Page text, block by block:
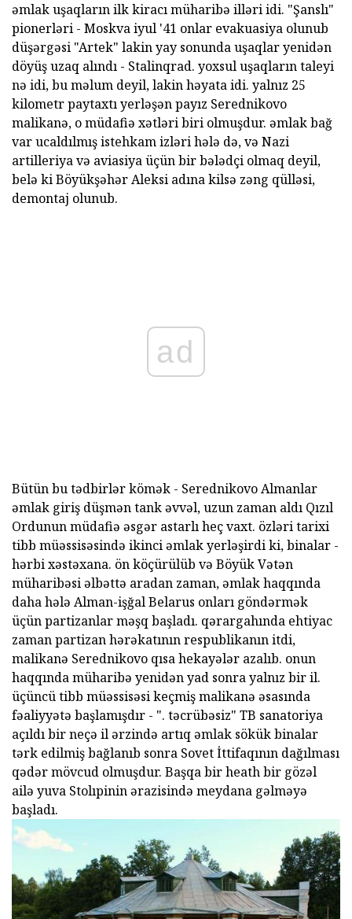
əmlak uşaqların ilk kiracı müharibə illəri idi. "Şanslı"
pionerləri - Moskva iyul '41 onlar evakuasiya olunub
düşərgəsi "Artek" lakin yay sonunda uşaqlar yenidən
döyüş uzaq alındı - Stalinqrad. yoxsul uşaqların taleyi
nə idi, bu məlum deyil, lakin həyata idi. yalnız 25
kilometr paytaxtı yerləşən payız Serednikovo
malikanə, o müdafiə xətləri biri olmuşdur. əmlak bağ
var ucaldılmış istehkam izləri hələ də, və Nazi
artilleriya və aviasiya üçün bir bələdçi olmaq deyil,
belə ki Böyükşəhər Aleksi adına kilsə zəng qülləsi,
demontaj olunub.
ad
Bütün bu tədbirlər kömək - Serednikovo Almanlar
əmlak giriş düşmən tank əvvəl, uzun zaman aldı Qızıl
Ordunun müdafiə əsgər astarlı heç vaxt. özləri tarixi
tibb müəssisəsində ikinci əmlak yerləşirdi ki, binalar -
hərbi xəstəxana. ön köçürülüb və Böyük Vətən
müharibəsi əlbəttə aradan zaman, əmlak haqqında
daha hələ Alman-işğal Belarus onları göndərmək
üçün partizanlar məşq başladı. qərargahında ehtiyac
zaman partizan hərəkatının respublikanın itdi,
malikanə Serednikovo qısa hekayələr azalıb. onun
haqqında müharibə yenidən yad sonra yalnız bir il.
üçüncü tibb müəssisəsi keçmiş malikanə əsasında
fəaliyyətə başlamışdır - ". təcrübəsiz" TB sanatoriya
açıldı bir neçə il ərzində artıq əmlak sökük binalar
tərk edilmiş bağlanıb sonra Sovet İttifaqının dağılması
qədər mövcud olmuşdur. Başqa bir heath bir gözəl
ailə yuva Stolıpinin ərazisində meydana gəlməyə
başladı.